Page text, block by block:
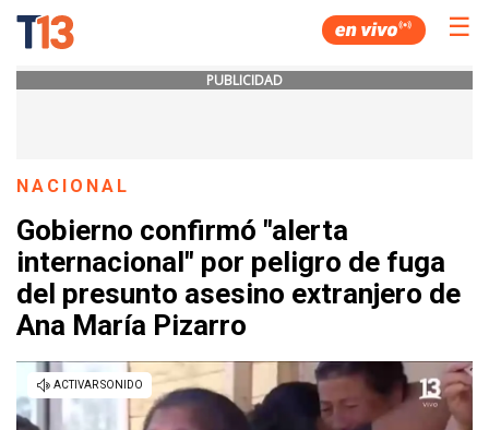
☰
PUBLICIDAD
NACIONAL
Gobierno confirmó "alerta
internacional" por peligro de fuga
del presunto asesino extranjero de
Ana María Pizarro